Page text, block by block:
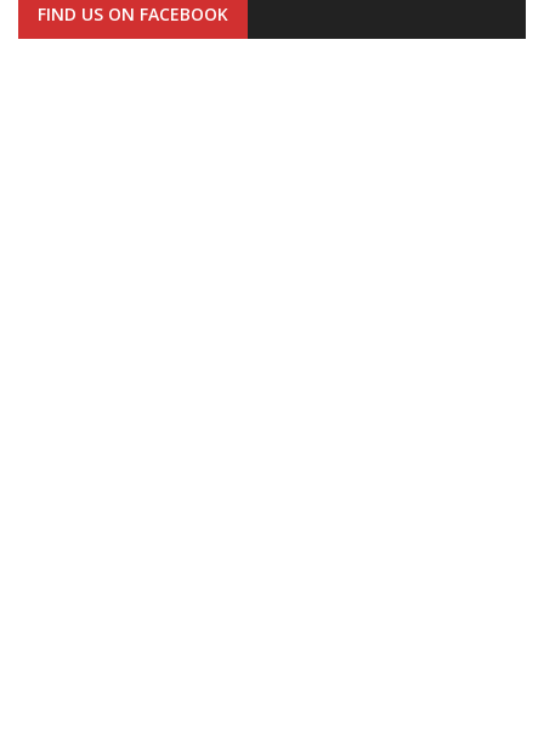
FIND US ON FACEBOOK